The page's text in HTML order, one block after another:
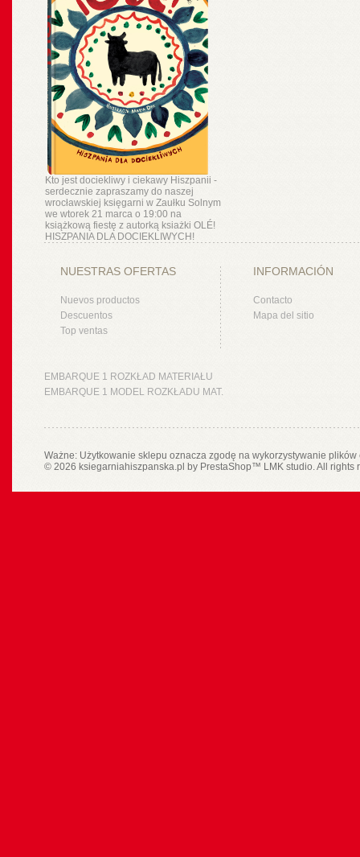
Kto jest dociekliwy i ciekawy Hiszpanii -
serdecznie zapraszamy do naszej
wrocławskiej księgarni w Zaułku Solnym
we wtorek 21 marca o 19:00 na
książkową fiestę z autorką ksiażki OLÉ!
HISZPANIA DLA DOCIEKLIWYCH!
NUESTRAS OFERTAS
Nuevos productos
Descuentos
Top ventas
INFORMACIÓN
Contacto
Mapa del sitio
EMBARQUE 1 ROZKŁAD MATERIAŁU
EMBARQUE 1 MODEL ROZKŁADU MAT.
Ważne: Użytkowanie sklepu oznacza zgodę na wykorzystywanie
© 2026 ksiegarniahiszpanska.pl by PrestaShop™ LMK studio. All rights